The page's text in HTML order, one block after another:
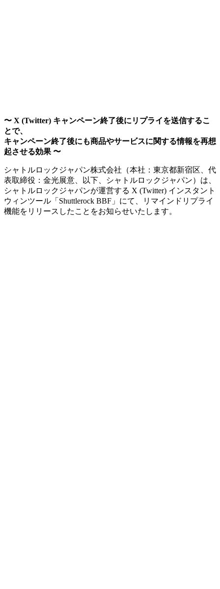
〜 X (Twitter) キャンペーン終了後にリプライを送信するこ
とで、
キャンペーン終了後にも商品やサービスに関する情報を再想
起させる効果 〜
シャトルロックジャパン株式会社（本社：東京都新宿区、代
表取締役：金光展意、以下、シャトルロックジャパン）は、
シャトルロックジャパンが運営する X (Twitter) インスタント
ウィンツール「Shuttlerock BBF」にて、リマインドリプライ
機能をリリースしたことをお知らせいたします。